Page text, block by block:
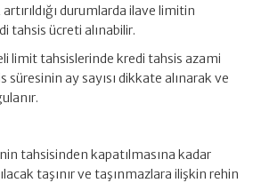
durumlarda ilave limitin
tahsis ücreti alınabilir.
limit tahsislerinde kredi tahsis azami
süresinin ay sayısı dikkate alınarak ve
tahsisinden kapatılmasına kadar
taşınır ve taşınmazlara ilişkin rehin